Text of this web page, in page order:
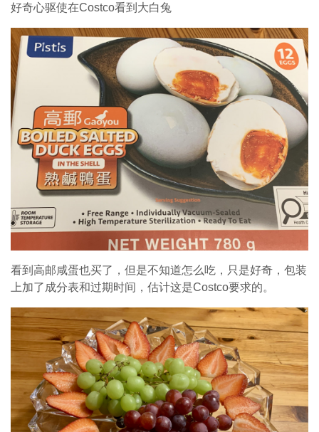
好奇心驱使在Costco看到大白兔
看到高邮咸蛋也买了，但是不知道怎么吃，只是好奇，包装
上加了成分表和过期时间，估计这是Costco要求的。